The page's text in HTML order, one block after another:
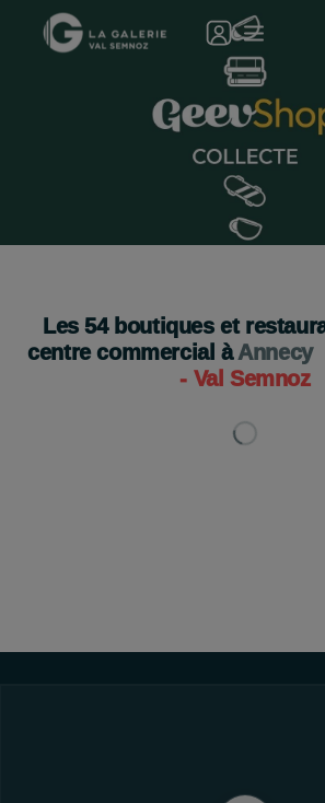
Les54boutiques et
centre commercial àAnnecy
- Val Semnoz